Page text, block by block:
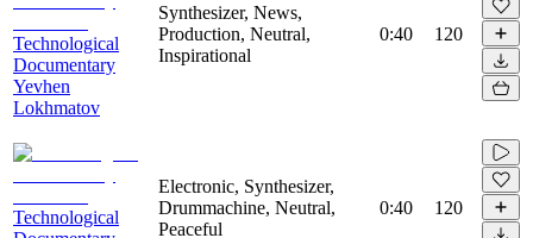
Technological
Documentary
Yevhen
Lokhmatov
Synthesizer, News,
Production, Neutral,
Inspirational
0:40 120
Technological
Electronic, Synthesizer,
Drummachine, Neutral,
Peaceful
0:40 120